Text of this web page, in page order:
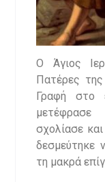
Ο Άγιος
Πατέρες
Γραφή στο
σχολίασε
δεσμεύτηκε
τη μακρά